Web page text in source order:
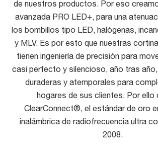
de nuestros productos. Por eso
avanzada PRO LED+, para una
los bombillos tipo LED, halógenas,
y MLV. Es por esto que nuestras
tienen ingeniería de precisión para
casi perfecto y silencioso, año tras
duraderas y atemporales para
hogares de sus clientes. Por ello
ClearConnect®, el estándar de oro
inalámbrica de radiofrecuencia ultra
2008.